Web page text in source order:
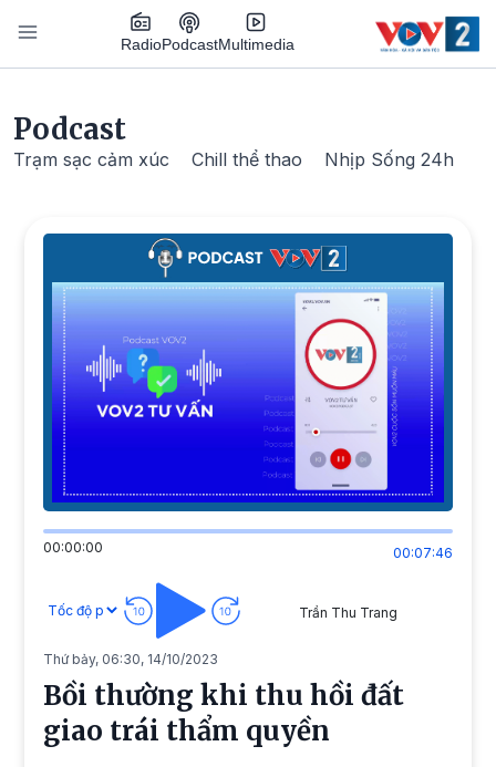
Nhảy đến nội dung
RadioPodcastMultimedia
Podcast
Trạm sạc cảm xúc Chill thể thao Nhịp Sống 24h
00:00:00 00:07:46
Trần Thu Trang
Thứ bảy, 06:30, 14/10/2023
Bồi thường khi thu hồi đất
giao trái thẩm quyền